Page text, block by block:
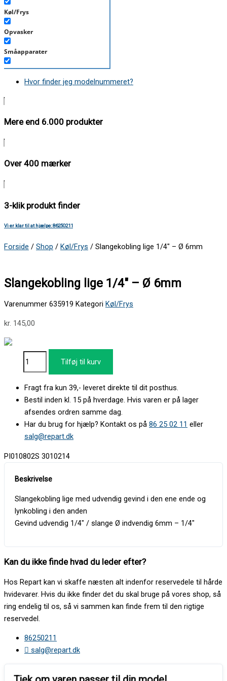
Køl/Frys
Opvasker
Småapparater
Støvsuger
Hvor finder jeg modelnummeret?
Mere end 6.000 produkter
Over 400 mærker
3-klik produkt finder
Vi er klar til at hjælpe: 86250211
Forside / Shop / Køl/Frys / Slangekobling lige 1/4″ – Ø 6mm
Slangekobling lige 1/4″ – Ø 6mm
Varenummer 635919 Kategori Køl/Frys
kr. 145,00
Tilføj til kurv
Fragt fra kun 39,- leveret direkte til dit posthus.
Bestil inden kl. 15 på hverdage. Hvis varen er på lager
afsendes ordren samme dag.
Har du brug for hjælp? Kontakt os på 86 25 02 11 eller
salg@repart.dk
PI010802S 3010214
Slangekobling lige med udvendig gevind i den ene ende og
lynkobling i den anden
Gevind udvendig 1/4″ / slange Ø indvendig 6mm – 1/4″
Kan du ikke finde hvad du leder efter?
Hos Repart kan vi skaffe næsten alt indenfor reservedele til hårde
hvidevarer. Hvis du ikke finder det du skal bruge på vores shop, så
ring endelig til os, så vi sammen kan finde frem til den rigtige
reservedel.
86250211
salg@repart.dk